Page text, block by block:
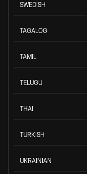
SWEDISH
TAGALOG
TAMIL
TELUGU
THAI
TURKISH
UKRAINIAN